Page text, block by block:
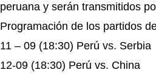
peruana y serán transmitidos
Programación de los partidos
11 – 09 (18:30) Perú vs. Serbia
12-09 (18:30) Perú vs. China